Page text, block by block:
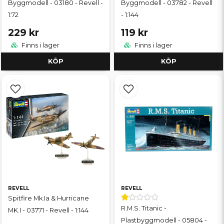
Byggmodell - 03180 - Revell -
1:72
229 kr
Finns i lager
KÖP
Byggmodell - 03782 - Revell
- 1:144
119 kr
Finns i lager
KÖP
REVELL
Spitfire Mk.Ia & Hurricane
MK.I - 03771 - Revell - 1:144
REVELL
R.M.S. Titanic -
Plastbyggmodell - 05804 -